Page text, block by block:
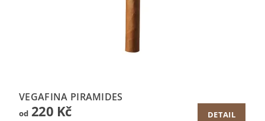
VEGAFINA PIRAMIDES
od220 Kč DETAIL